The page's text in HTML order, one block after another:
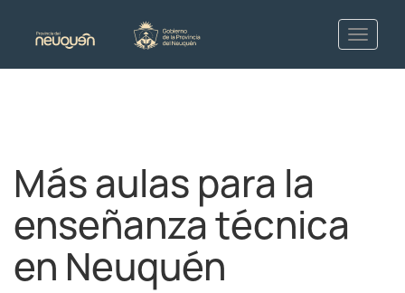
Más aulas para la
enseñanza técnica
en Neuquén